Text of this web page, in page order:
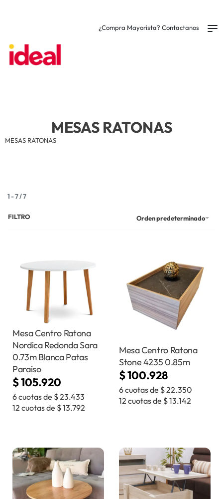
¿Compra Mayorista? Contactanos
MESAS RATONAS
MESAS RATONAS
1-7/7
Orden predeterminado
FILTRO
Mesa Centro Ratona
Nordica Redonda Sara
0.73m Blanca Patas
Paraíso
$105.920
6 cuotas de $23.433
12 cuotas de $13.792
Mesa Centro Ratona
Stone 4235 0.85m
$100.928
6 cuotas de $22.350
12 cuotas de $13.142